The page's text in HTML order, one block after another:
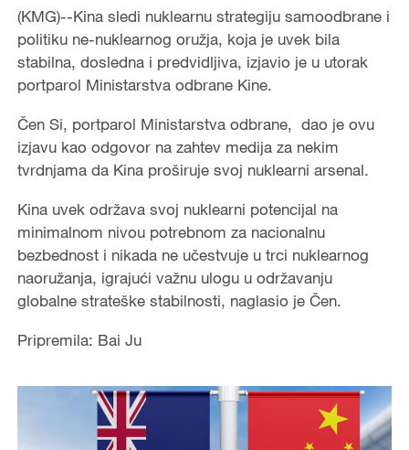
(KMG)--Kina sledi nuklearnu strategiju samoodbrane i
politiku ne-nuklearnog oružja, koja je uvek bila
stabilna, dosledna i predvidljiva, izjavio je u utorak
portparol Ministarstva odbrane Kine.
Čen Si, portparol Ministarstva odbrane, dao je ovu
izjavu kao odgovor na zahtev medija za nekim
tvrdnjama da Kina proširuje svoj nuklearni arsenal.
Kina uvek održava svoj nuklearni potencijal na
minimalnom nivou potrebnom za nacionalnu
bezbednost i nikada ne učestvuje u trci nuklearnog
naoružanja, igrajući važnu ulogu u održavanju
globalne strateške stabilnosti, naglasio je Čen.
Pripremila: Bai Ju